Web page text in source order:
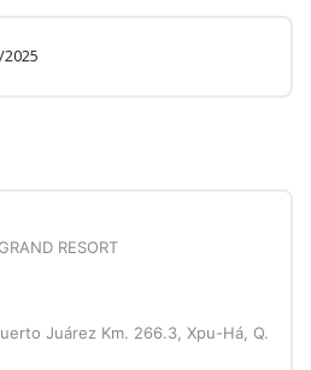
RESORT
Juárez Km. 266.3, Xpu-Há, Q.